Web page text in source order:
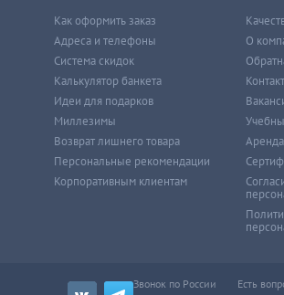
Как оформить заказ
Адреса и телефоны
Система скидок
Калькулятор банкета
Идеи для подарков
Миллезимы
Возврат лишнего товара
Персональные рекомендации
Корпоративным клиентам
О
Звонок по России Есть